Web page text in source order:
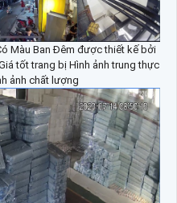
Màu Ban Đêm được thiết kế bởi
tốt trang bị Hình ảnh trung thực
ảnh chất lượng